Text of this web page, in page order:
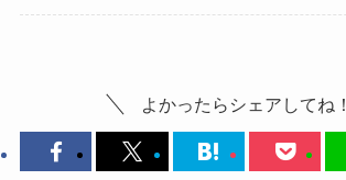
よかったらシェアしてね！